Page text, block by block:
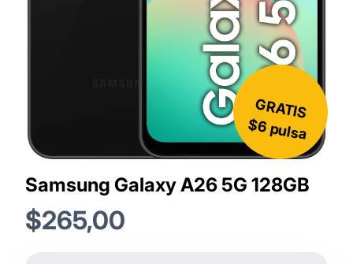
GRATIS
$6 pulsa
Samsung Galaxy A26 5G 128GB
$265,00